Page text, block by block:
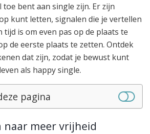
bent aan single zijn. Er zijn
kunt letten, signalen die je vertellen
tijd is om even pas op de plaats te
de eerste plaats te zetten. Ontdek
dat zijn, zodat je bewust kunt
als happy single.
pagina
naar meer vrijheid